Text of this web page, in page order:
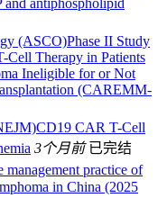
Phase II Study
Therapy in Patients
Ineligible for or Not
(CAREMM-
CD19 CAR T-Cell
3个月前 已完结
management practice of
in China (2025